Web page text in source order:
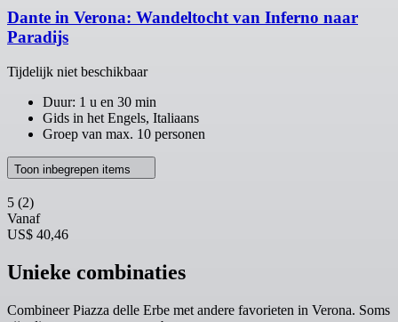
Dante in Verona: Wandeltocht van Inferno naar
Paradijs
Tijdelijk niet beschikbaar
Duur: 1 u en 30 min
Gids in het Engels, Italiaans
Groep van max. 10 personen
Toon inbegrepen items
5 (2)
Vanaf
US$ 40,46
Unieke combinaties
Combineer Piazza delle Erbe met andere favorieten in Verona. Soms